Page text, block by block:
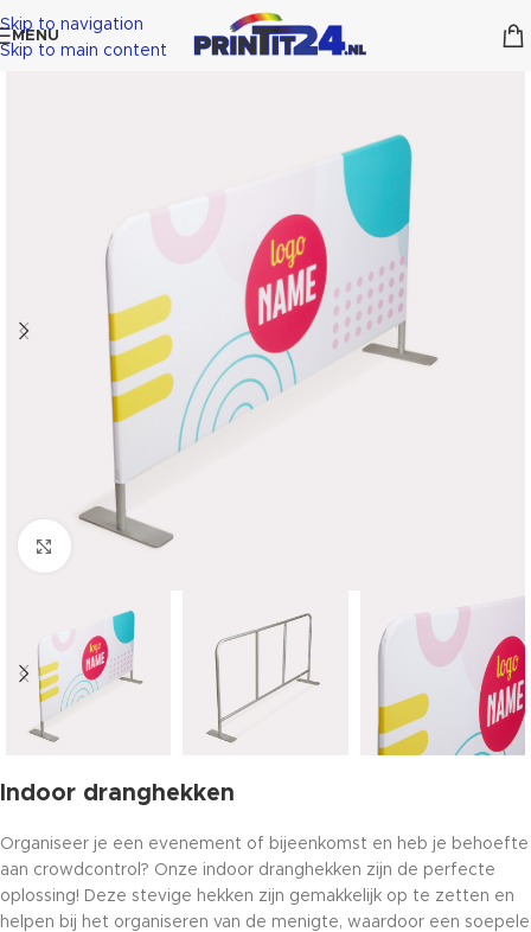
Skip to navigation
Skip to main content
MENU
Click to enlarge
Indoor dranghekken
Organiseer je een evenement of bijeenkomst en heb je behoefte
aan crowdcontrol? Onze indoor dranghekken zijn de perfecte
oplossing! Deze stevige hekken zijn gemakkelijk op te zetten en
helpen bij het organiseren van de menigte, waardoor een soepele